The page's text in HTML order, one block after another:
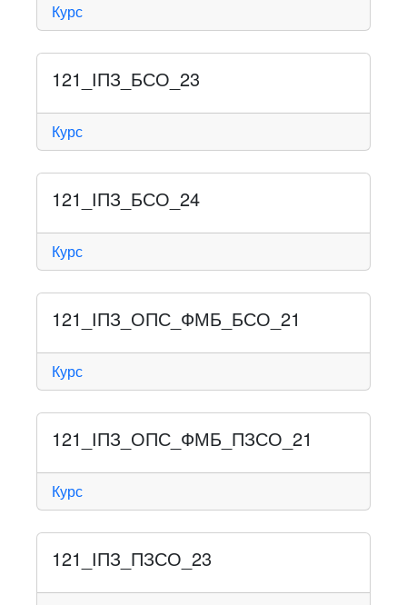
Курс
121_ІПЗ_БСО_23
Курс
121_ІПЗ_БСО_24
Курс
121_ІПЗ_ОПС_ФМБ_БСО_21
Курс
121_ІПЗ_ОПС_ФМБ_ПЗСО_21
Курс
121_ІПЗ_ПЗСО_23